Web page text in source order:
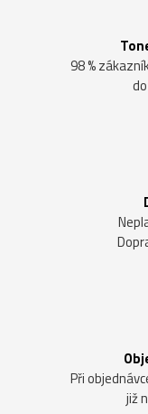
98 %
Při
již